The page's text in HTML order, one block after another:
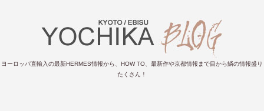
ヨーロッパ直輸入の最新HERMES情報から、HOW TO、最新作や京都情報まで目から鱗の情報盛り
たくさん！